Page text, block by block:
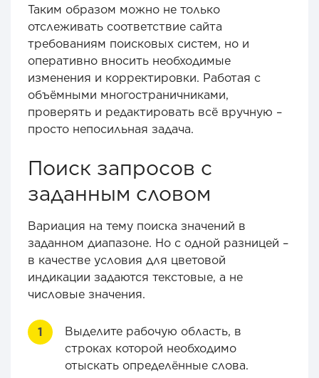
Таким образом можно не только
отслеживать соответствие сайта
требованиям поисковых систем, но и
оперативно вносить необходимые
изменения и корректировки. Работая с
объёмными многостраничниками,
проверять и редактировать всё вручную –
просто непосильная задача.
Поиск запросов с
заданным словом
Вариация на тему поиска значений в
заданном диапазоне. Но с одной разницей –
в качестве условия для цветовой
индикации задаются текстовые, а не
числовые значения.
Выделите рабочую область, в
строках которой необходимо
отыскать определённые слова.